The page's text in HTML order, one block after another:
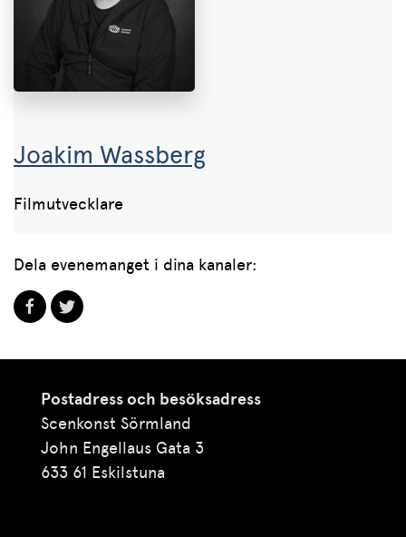
Joakim Wassberg
Filmutvecklare
Dela evenemanget i dina kanaler:
Postadress och besöksadress
Scenkonst Sörmland
John Engellaus Gata 3
633 61 Eskilstuna